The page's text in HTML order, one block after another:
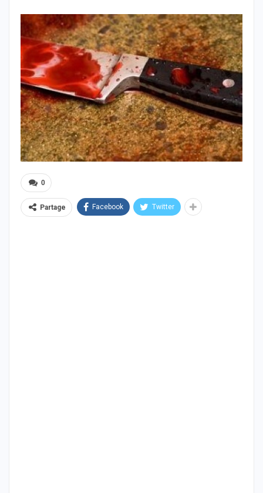
0
Partage Facebook Twitter